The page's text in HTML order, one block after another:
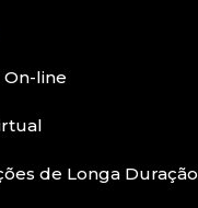
line
de Longa Duração